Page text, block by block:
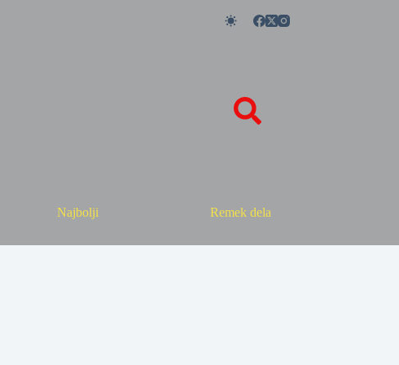
Najbolji Remek dela